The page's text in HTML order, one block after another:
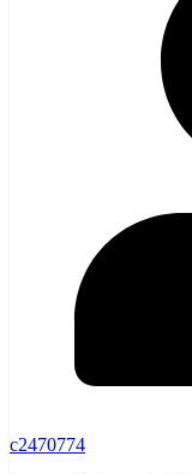
c2470774